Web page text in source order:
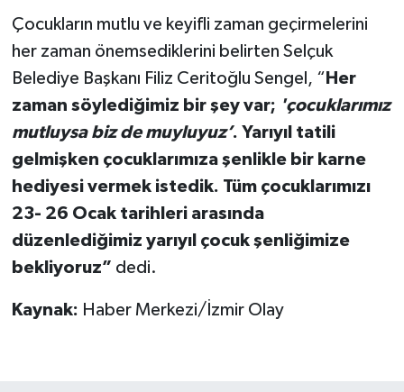
Çocukların mutlu ve keyifli zaman geçirmelerini
her zaman önemsediklerini belirten Selçuk
Belediye Başkanı Filiz Ceritoğlu Sengel, “ Her
zaman söylediğimiz bir şey var; 'çocuklarımız
mutluysa biz de muyluyuz’. Yarıyıl tatili
gelmişken çocuklarımıza şenlikle bir karne
hediyesi vermek istedik. Tüm çocuklarımızı
23- 26 Ocak tarihleri arasında
düzenlediğimiz yarıyıl çocuk şenliğimize
bekliyoruz” dedi.
Kaynak: Haber Merkezi/İzmir Olay